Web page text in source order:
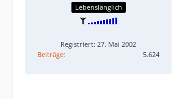
Lebenslänglich
Registriert: 27. Mai 2002
Beiträge
5.624